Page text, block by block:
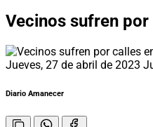
Vecinos sufren
Jueves, 27 de abril de 2023
Diario Amanecer